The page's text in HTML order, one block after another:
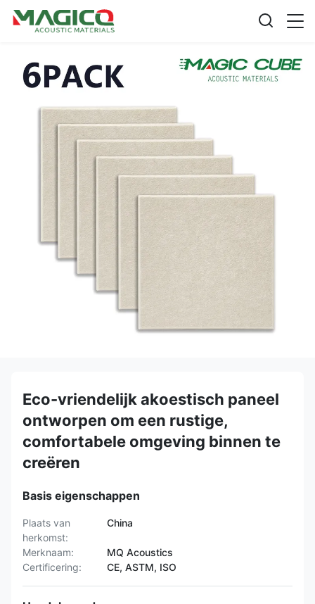
Eco-vriendelijk akoestisch paneel
ontworpen om een rustige,
comfortabele omgeving binnen te
creëren
Basis eigenschappen
Plaats van
herkomst:
China
Merknaam:
MQ Acoustics
Certificering:
CE, ASTM, ISO